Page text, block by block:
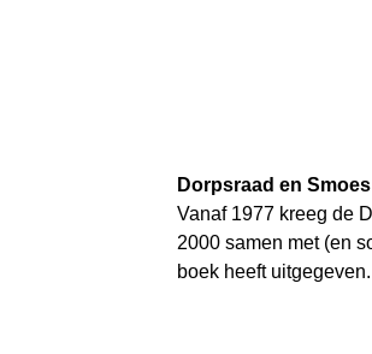
Dorpsraad en Smoes
Vanaf 1977 kreeg de
2000 samen met (en
boek heeft